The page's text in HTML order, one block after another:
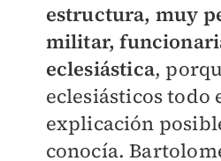
estructura, muy
militar,
eclesiástica,
eclesiásticos todo
explicación
conocía.